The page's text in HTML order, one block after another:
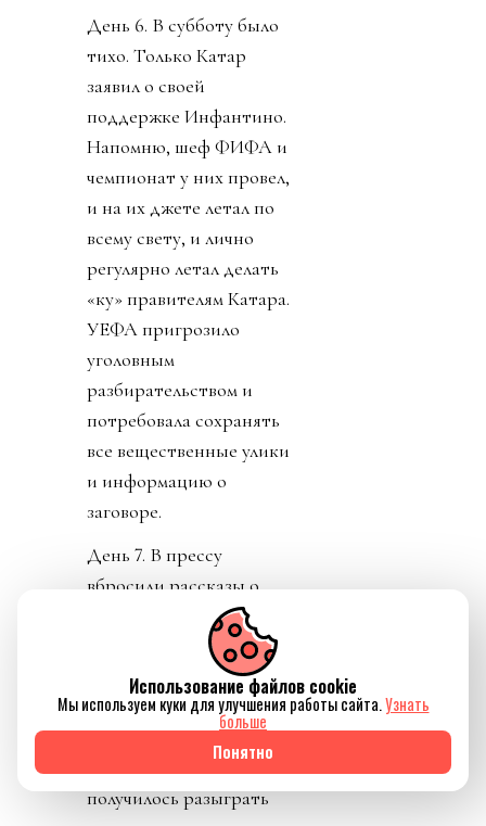
День 6. В субботу было
тихо. Только Катар
заявил о своей
поддержке Инфантино.
Напомню, шеф ФИФА и
чемпионат у них провел,
и на их джете летал по
всему свету, и лично
регулярно летал делать
«ку» правителям Катара.
УЕФА пригрозило
уголовным
разбирательством и
потребовала сохранять
все вещественные улики
и информацию о
заговоре.
День 7. В прессу
вбросили рассказы о
том, как Инфантино
буллили в детстве.
Публика восприняла как
должно. «Жаль тебя.
Теперь проваливай». У
получилось разыграть
Использование файлов cookie
Мы используем куки для улучшения работы сайта.Узнать
больше
Понятно